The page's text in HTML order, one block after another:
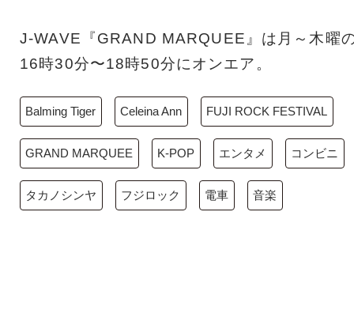
J-WAVE『GRAND MARQUEE』は月～木曜
16時30分〜18時50分にオンエア。
Balming Tiger Celeina Ann FUJI ROCK FESTIVAL
GRAND MARQUEE K-POP エンタメ コンビニ
タカノシンヤ フジロック 電車 音楽